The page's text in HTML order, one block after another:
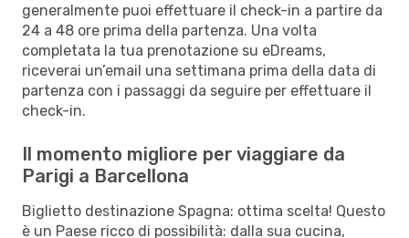
generalmente puoi effettuare il check-in a partire da
24 a 48 ore prima della partenza. Una volta
completata la tua prenotazione su eDreams,
riceverai un’email una settimana prima della data di
partenza con i passaggi da seguire per effettuare il
check-in.
Il momento migliore per viaggiare da
Parigi a Barcellona
Biglietto destinazione Spagna: ottima scelta! Questo
è un Paese ricco di possibilità: dalla sua cucina,